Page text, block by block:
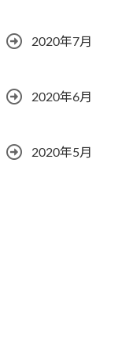
2020年7月
2020年6月
2020年5月